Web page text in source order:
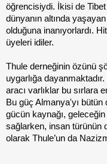
öğrencisiydi. İkisi de
dünyanın altında
olduğuna inanıyorlardı.
üyeleri idiler.
Thule derneğinin özünü
uygarlığa
aracı varlıklar bu sırlara
Bu güç Almanya'yı bütün
gücün kaynağı,
sağlarken, insan türünün
olarak Thule’un da